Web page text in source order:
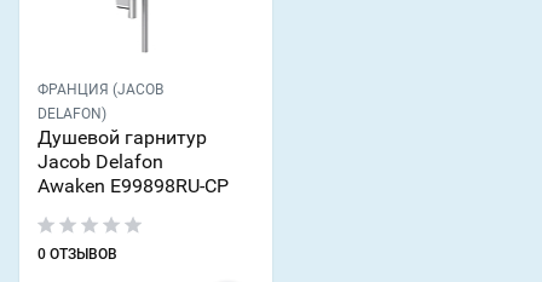
ФРАНЦИЯ (JACOB
DELAFON)
Душевой гарнитур
Jacob Delafon
Awaken E99898RU-CP
0 ОТЗЫВОВ